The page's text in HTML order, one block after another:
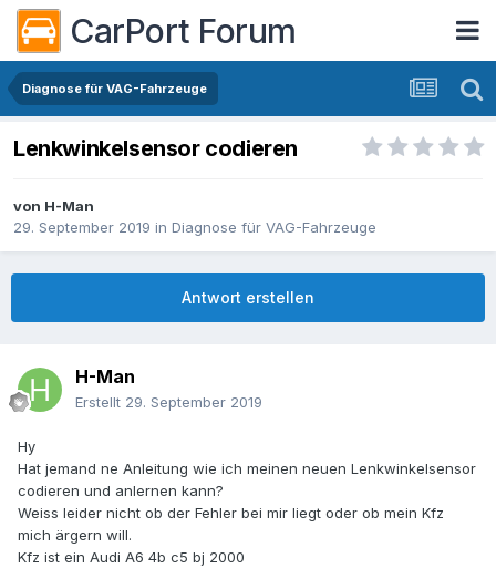
CarPort Forum
Diagnose für VAG-Fahrzeuge
Lenkwinkelsensor codieren
von H-Man
29. September 2019 in Diagnose für VAG-Fahrzeuge
Antwort erstellen
H-Man
Erstellt 29. September 2019
Hy
Hat jemand ne Anleitung wie ich meinen neuen Lenkwinkelsensor
codieren und anlernen kann?
Weiss leider nicht ob der Fehler bei mir liegt oder ob mein Kfz
mich ärgern will.
Kfz ist ein Audi A6 4b c5 bj 2000